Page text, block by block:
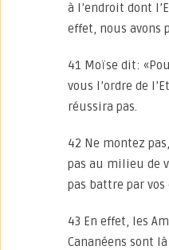
à l’endroit dont
effet, nous avons
41 Moïse dit:
vous l’ordre de
réussira pas.
42 Ne montez
pas au milieu de
pas battre par vos
43 En effet, les
Cananéens sont